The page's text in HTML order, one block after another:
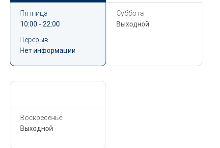
Пятница
10:00 - 22:00
Перерыв
Нет информации
Суббота
Выходной
Воскресенье
Выходной